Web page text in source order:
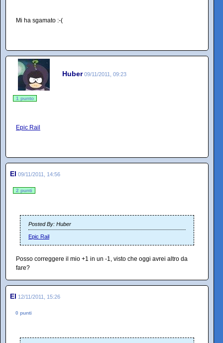
Mi ha sgamato :-(
Huber 09/11/2011, 09:23
1 punto
Epic Rail
El 09/11/2011, 14:56
2 punti
Posted By: Huber
Epic Rail
Posso correggere il mio +1 in un -1, visto che oggi avrei altro da
fare?
El 12/11/2011, 15:26
0 punti